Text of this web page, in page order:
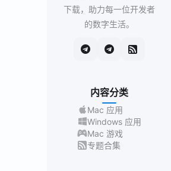
下载，助力每一位开发者
的数字生活。
内容分类
Mac 应用
Windows 应用
Mac 游戏
专题合集